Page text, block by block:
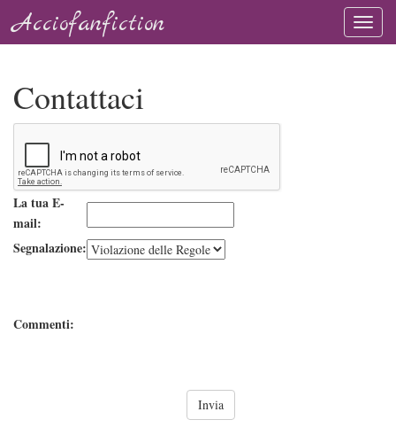
Acciofanfiction
Contattaci
La tua E-
mail:
Segnalazione:
Commenti: